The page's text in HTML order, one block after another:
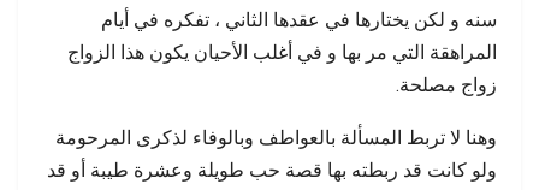
سنه و لكن يختارها في عقدها الثاني ، تفكره في أيام
المراهقة التي مر بها و في أغلب الأحيان يكون هذا الزواج
زواج مصلحة.
وهنا لا تربط المسألة بالعواطف وبالوفاء لذكرى المرحومة
ولو كانت قد ربطته بها قصة حب طويلة وعشرة طيبة أو قد